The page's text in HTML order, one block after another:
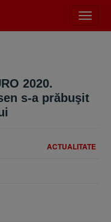
meniu
2020.
s-a prăbuşit
ACTUALITATE